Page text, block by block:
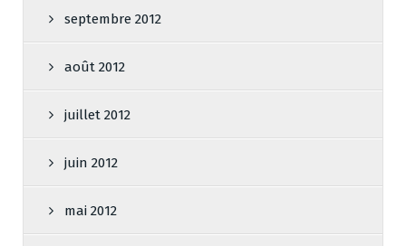
septembre 2012
août 2012
juillet 2012
juin 2012
mai 2012